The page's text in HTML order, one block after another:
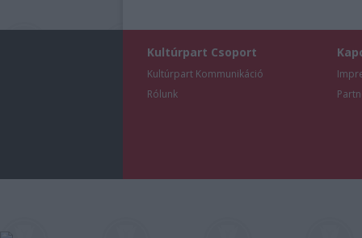
Kultúrpart Csoport
Kultúrpart Kommunikáció
Rólunk